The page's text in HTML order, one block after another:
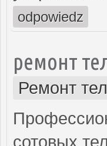
odpowiedz
ремонт
Ремонт
сотовых